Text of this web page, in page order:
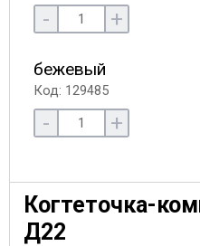
- +
бежевый
Код: 129485
- +
Когтеточка-
Д22